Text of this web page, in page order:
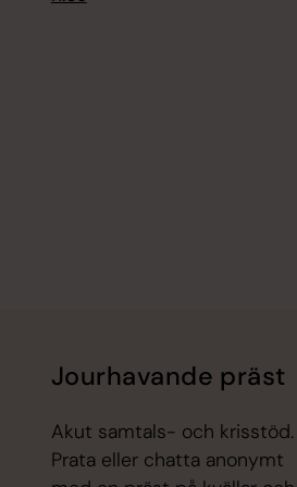
Jourhavande präst
Akut samtals- och krisstöd.
Prata eller chatta anonymt